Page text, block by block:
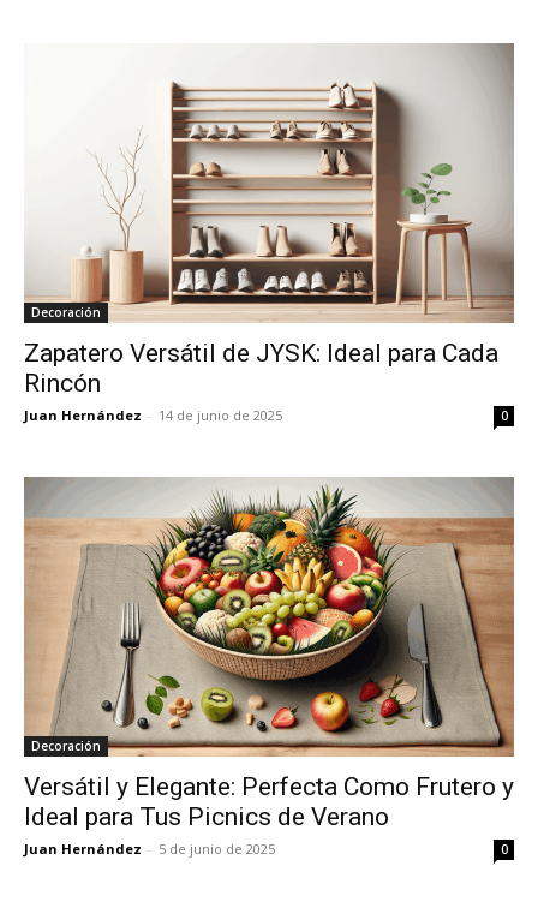
Decoración
Zapatero Versátil de JYSK: Ideal para Cada
Rincón
Juan Hernández - 14 de junio de 2025 0
Decoración
Versátil y Elegante: Perfecta Como Frutero y
Ideal para Tus Picnics de Verano
Juan Hernández - 5 de junio de 2025 0